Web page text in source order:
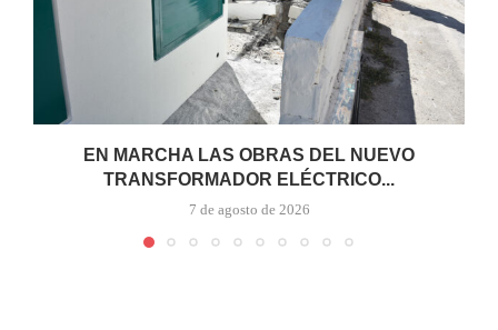
EN MARCHA LAS OBRAS DEL NUEVO
TRANSFORMADOR ELÉCTRICO...
7 de agosto de 2026